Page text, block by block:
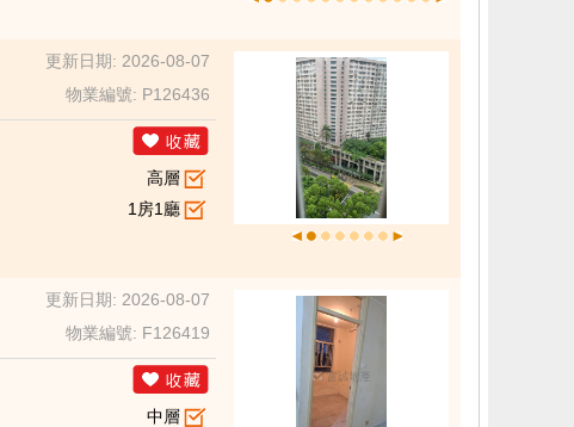
更新日期: 2026-08-07
物業編號: P126436
高層
1房1廳
更新日期: 2026-08-07
物業編號: F126419
中層